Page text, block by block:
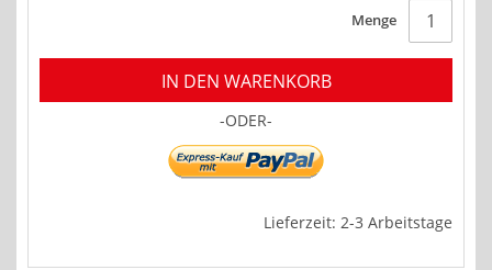
Menge
IN DEN WARENKORB
-ODER-
Lieferzeit: 2-3 Arbeitstage